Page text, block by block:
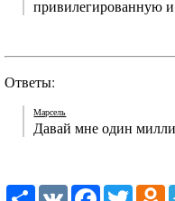
привилегированную
Ответы:
Марсель
Давай мне один
ShareVK FacebookTwitter